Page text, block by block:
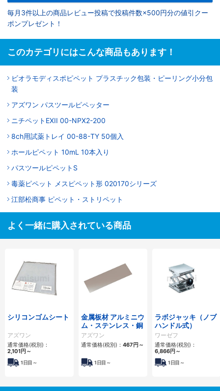
毎月3件以上の商品レビュー投稿で投稿件数×500円分の値引クー
ポンプレゼント！
このカテゴリにはこんな商品もあります！
ビオラモディスポピペット プラスチック包装・ピーリング小分包
装
アズワン パスツールピペッター
ニチペットEXII 00-NPX2-200
8ch用試薬トレイ 00-88-TY 50個入
ホールピペット 10mL 10本入り
パスツールピペットS
毒薬ピペット メスピペット形 020170シリーズ
江部松商事 ピペット・ストリペット
よく一緒に購入されている商品
シリコンゴムシート
アズワン
通常価格(税別)：
2,101円 ～
1日目～
金属板材 アルミニウ
ム・ステンレス・銅
アズワン
通常価格(税別)： 467円 ～
1日目～
ラボジャッキ（ノブ
ハンドル式）
ワーゼフ
通常価格(税別)：
6,866円 ～
1日目～